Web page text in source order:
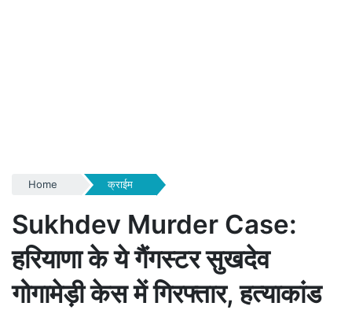
Home क्राईम
Sukhdev Murder Case:
हरियाणा के ये गैंगस्टर सुखदेव
गोगामेड़ी केस में गिरफ्तार, हत्याकांड